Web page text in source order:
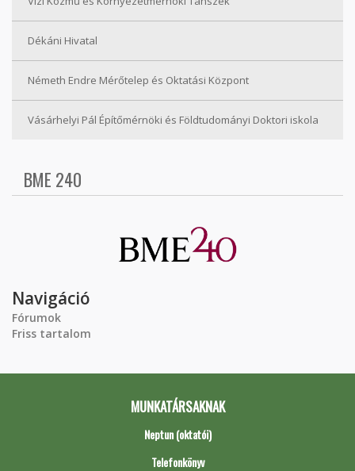
Dékáni Hivatal
Németh Endre Mérőtelep és Oktatási Központ
Vásárhelyi Pál Építőmérnöki és Földtudományi Doktori iskola
BME 240
Navigáció
Fórumok
Friss tartalom
MUNKATÁRSAKNAK
Neptun (oktatói)
Telefonkönyv